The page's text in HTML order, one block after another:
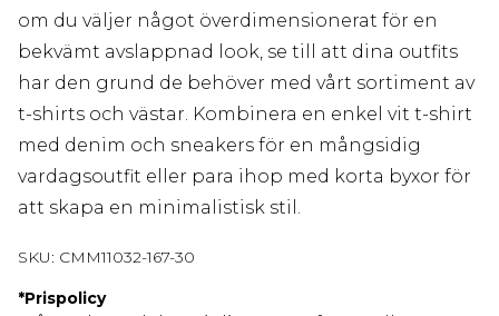
om du väljer något överdimensionerat för en
bekvämt avslappnad look, se till att dina outfits
har den grund de behöver med vårt sortiment av
t-shirts och västar. Kombinera en enkel vit t-shirt
med denim och sneakers för en mångsidig
vardagsoutfit eller para ihop med korta byxor för
att skapa en minimalistisk stil.
SKU: CMM11032-167-30
*Prispolicy